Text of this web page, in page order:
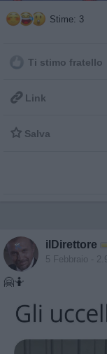
Stime: 3
Ti stimo fratello
 Link
 Salva
ilDirettore
5 Febbraio -
🤗🤷